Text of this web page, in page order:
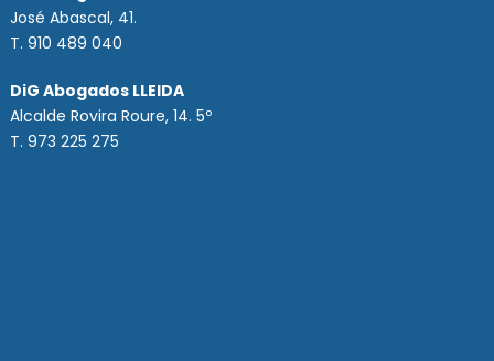
José Abascal, 41.
T.910 489 040
DiG Abogados LLEIDA
Alcalde Rovira Roure, 14. 5º
T. 973 225 275